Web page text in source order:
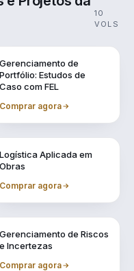
10
VOLS
Gerenciamento de
Portfólio: Estudos de
Caso com FEL
Comprar agora
Vol. 3
Logística Aplicada em
Obras
Comprar agora
Gerenciamento de Riscos
e Incertezas
Comprar agora